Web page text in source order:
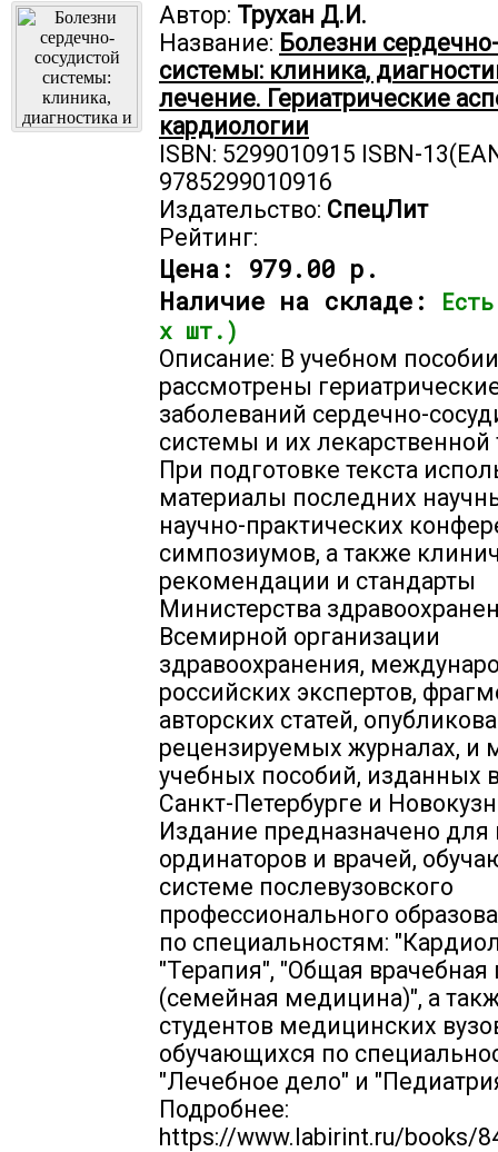
Автор: Трухан Д.И.
Название: Болезни
системы: клиника,
лечение. Гериатрические
кардиологии
ISBN: 5299010915 ISBN-
9785299010916
Издательство: СпецЛит
Рейтинг:
Цена: 979.00 р.
Наличие на складе:
х шт.)
Описание: В учебном пособии
рассмотрены
заболеваний сердечно-
системы и их лекарственной
При подготовке текста
материалы последних
научно-практических
симпозиумов, а также
рекомендации и стандарты
Министерства
Всемирной организации
здравоохранения,
российских экспертов,
авторских статей,
рецензируемых журналах, и
учебных пособий, изданных
Санкт-Петербурге и
Издание предназначено для
ординаторов и врачей,
системе послевузовского
профессионального
по специальностям:
"Терапия", "Общая врачебная
(семейная медицина)", а
студентов медицинских
обучающихся по
"Лечебное дело" и
Подробнее:
https://www.labirint.ru/books/